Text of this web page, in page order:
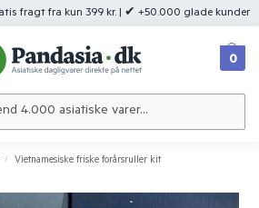
fragt fra kun 399 kr. | ✔ +50.000 glade kunder
0
/ Vietnamesiske friske forårsruller kit